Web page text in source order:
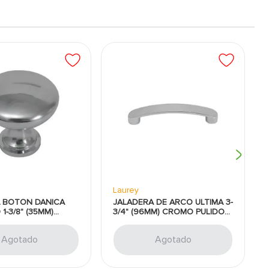
BOTON DANICA
3/8" (35MM)
Agotado
Laurey
JALADERA DE ARCO ULTIMA 3-
3/4" (96MM) CROMO PULIDO
Agotado